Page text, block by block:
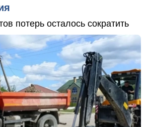
потерь осталось сократить